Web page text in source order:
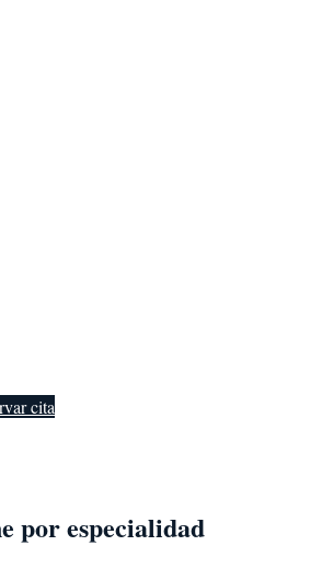
cita
por especialidad